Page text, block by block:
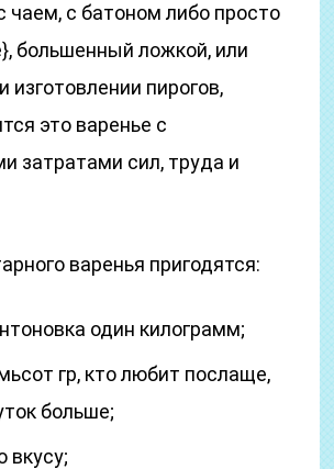
чаем, с батоном либо просто
большенный ложкой, или
изготовлении пирогов,
это варенье с
затратами сил, труда и
варенья пригодятся:
один килограмм;
гр, кто любит послаще,
больше;
вкусу;